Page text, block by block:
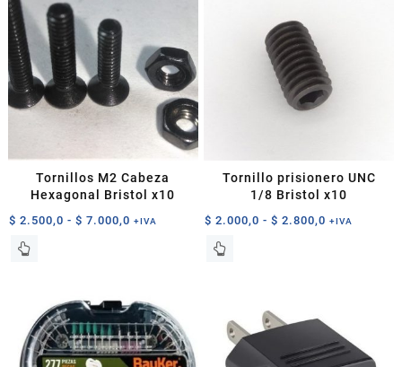
Tornillos M2 Cabeza
Hexagonal Bristol x10
$ 2.500,0 - $ 7.000,0 Rango
hasta
$ 7.000,0
+IVA
Este
variantes.
Las
opciones
Tornillo prisionero UNC
1/8 Bristol x10
$ 2.000,0 - $ 2.800,0 Rango
$ 2.800,0
+IVA
Este
variantes.
opciones